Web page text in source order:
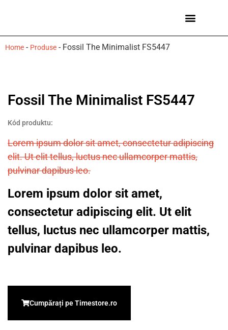
Home - Produse - Fossil The Minimalist FS5447
Fossil The Minimalist FS5447
Kód produktu:
Lorem ipsum dolor sit amet, consectetur adipiscing
elit. Ut elit tellus, luctus nec ullamcorper mattis,
pulvinar dapibus leo.
Lorem ipsum dolor sit amet,
consectetur adipiscing elit. Ut elit
tellus, luctus nec ullamcorper mattis,
pulvinar dapibus leo.
Cumpărați pe Timestore.ro